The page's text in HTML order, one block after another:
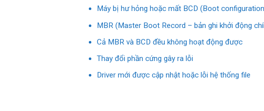
Máy bị hư hỏng hoặc mất BCD (Boot
MBR (Master Boot Record – bản ghi khởi động
Cả MBR và BCD đều không hoạt động được
Thay đổi phần cứng gây ra lỗi
Driver mới được cập nhật hoặc lỗi hệ thống file